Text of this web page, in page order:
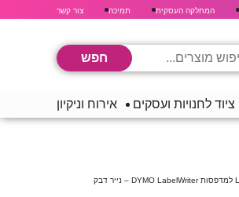
המחלקה העסקית תמיכה צור קשר
ציוד לחנויות ועסקים אירוח וניקיון
גליל מדבקות LW למדפסות DYMO LabelWriter – נייר דבק